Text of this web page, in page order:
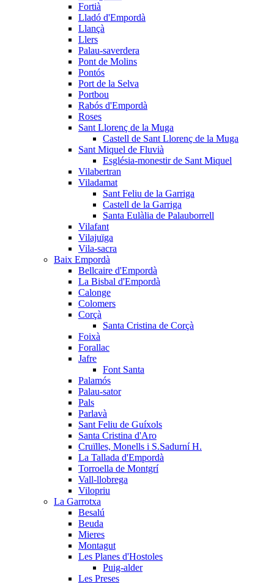
Fortià
Lladó d'Empordà
Llançà
Llers
Palau-saverdera
Pont de Molins
Pontós
Port de la Selva
Portbou
Rabós d'Empordà
Roses
Sant Llorenç de la Muga
Castell de Sant Llorenç de la Muga
Sant Miquel de Fluvià
Església-monestir de Sant Miquel
Vilabertran
Viladamat
Sant Feliu de la Garriga
Castell de la Garriga
Santa Eulàlia de Palauborrell
Vilafant
Vilajuïga
Vila-sacra
Baix Empordà
Bellcaire d'Empordà
La Bisbal d'Empordà
Calonge
Colomers
Corçà
Santa Cristina de Corçà
Foixà
Forallac
Jafre
Font Santa
Palamós
Palau-sator
Pals
Parlavà
Sant Feliu de Guíxols
Santa Cristina d'Aro
Cruïlles, Monells i S.Sadurní H.
La Tallada d'Empordà
Torroella de Montgrí
Vall-llobrega
Vilopriu
La Garrotxa
Besalú
Beuda
Mieres
Montagut
Les Planes d'Hostoles
Puig-alder
Les Preses